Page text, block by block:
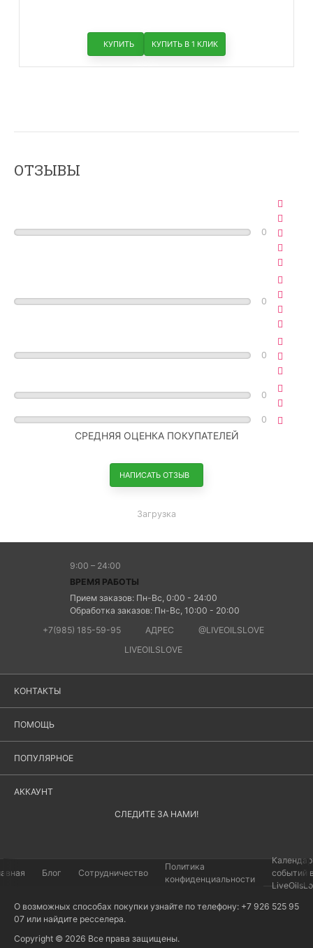
КУПИТЬ КУПИТЬ В 1 КЛИК
ОТЗЫВЫ
0
0
0
0
0
СРЕДНЯЯ ОЦЕНКА ПОКУПАТЕЛЕЙ
НАПИСАТЬ ОТЗЫВ
Загрузка
9:00 – 24:00
ВРЕМЯ РАБОТЫ
Прием заказов: Пн-Вс, 0:00 - 24:00
Обработка заказов: Пн-Вс, 10:00 - 20:00
+7(985) 185-59-95
АДРЕС
@LIVEOILSLOVE
LIVEOILSLOVE
КОНТАКТЫ
ПОМОЩЬ
ПОПУЛЯРНОЕ
АККАУНТ
СЛЕДИТЕ ЗА НАМИ!
Блог Сотрудничество
Политика
конфиденциальности
событий
О возможных способах покупки узнайте по телефону: +7 926 525 95
07 или найдите ресселера.
Copyright © 2026 Все права защищены.